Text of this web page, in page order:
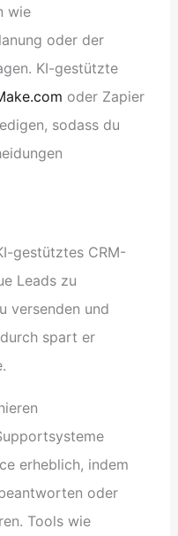
wie
oder der
KI-gestützte
oder Zapier
sodass du
gestütztes CRM-
Leads zu
versenden und
spart er
erheblich, indem
oder
Tools wie